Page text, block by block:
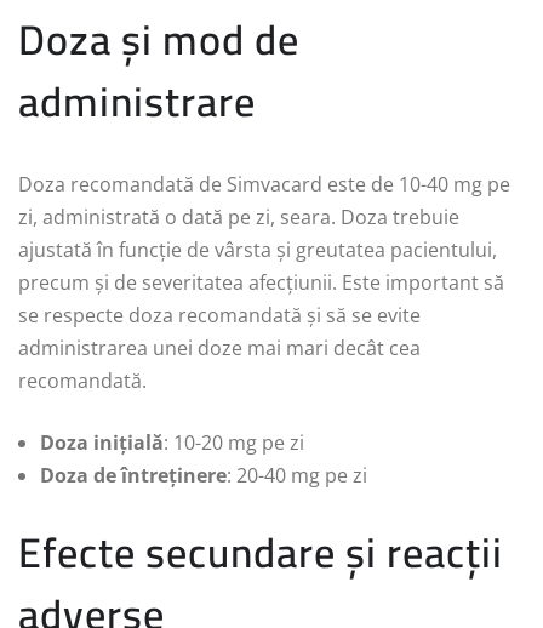
Doza și mod de
administrare
Doza recomandată de Simvacard este de 10-40 mg pe
zi, administrată o dată pe zi, seara. Doza trebuie
ajustată în funcție de vârsta și greutatea pacientului,
precum și de severitatea afecțiunii. Este important să
se respecte doza recomandată și să se evite
administrarea unei doze mai mari decât cea
recomandată.
Doza inițială: 10-20 mg pe zi
Doza de întreținere: 20-40 mg pe zi
Efecte secundare și reacții